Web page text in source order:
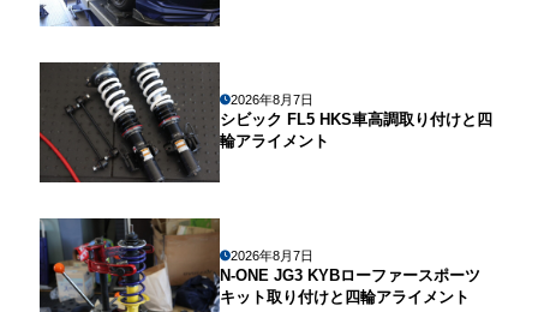
2026年8月7日
シビック FL5 HKS車高調取り付けと四
輪アライメント
2026年8月7日
N-ONE JG3 KYBローファースポーツ
キット取り付けと四輪アライメント